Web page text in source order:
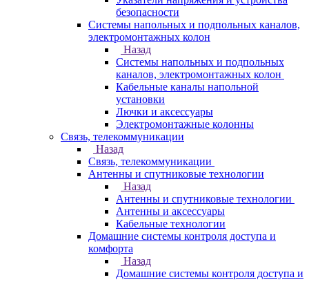
безопасности
Системы напольных и подпольных каналов,
электромонтажных колон
Назад
Системы напольных и подпольных
каналов, электромонтажных колон
Кабельные каналы напольной
установки
Лючки и аксессуары
Электромонтажные колонны
Связь, телекоммуникации
Назад
Связь, телекоммуникации
Антенны и спутниковые технологии
Назад
Антенны и спутниковые технологии
Антенны и аксессуары
Кабельные технологии
Домашние системы контроля доступа и
комфорта
Назад
Домашние системы контроля доступа и